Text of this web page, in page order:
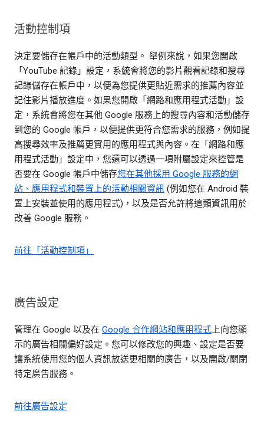
活動控制項
決定要儲存在帳戶中的活動類型。 舉例來說，如果您開啟
「YouTube 記錄」設定，系統會將您的影片觀看記錄和搜尋
記錄儲存在帳戶中，以便為您提供更貼近需求的推薦內容並
記住影片播放進度。如果您開啟「網路和應用程式活動」設
定，系統會將您在其他 Google 服務上的搜尋內容和活動儲存
到您的 Google 帳戶，以便提供更符合您需求的服務，例如提
高搜尋效率及推薦更實用的應用程式與內容。在「網路和應
用程式活動」設定中，您還可以透過一項附屬設定來控管是
否要在 Google 帳戶中儲存您在其他採用 Google 服務的網
站、應用程式和裝置上的活動相關資訊 (例如您在 Android 裝
置上安裝並使用的應用程式)，以及是否允許將這類資訊用於
改善 Google 服務。
前往「活動控制項」
廣告設定
管理在 Google 以及在 Google 合作網站和應用程式上向您顯
示的廣告相關偏好設定。您可以修改您的興趣、設定是否要
讓系統使用您的個人資訊放送更相關的廣告，以及開啟/關閉
特定廣告服務。
前往廣告設定